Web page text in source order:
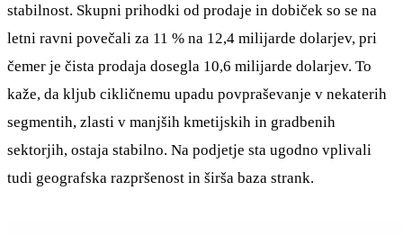
stabilnost. Skupni prihodki od prodaje in dobiček so se na
letni ravni povečali za 11 % na 12,4 milijarde dolarjev, pri
čemer je čista prodaja dosegla 10,6 milijarde dolarjev. To
kaže, da kljub cikličnemu upadu povpraševanje v nekaterih
segmentih, zlasti v manjših kmetijskih in gradbenih
sektorjih, ostaja stabilno. Na podjetje sta ugodno vplivali
tudi geografska razpršenost in širša baza strank.